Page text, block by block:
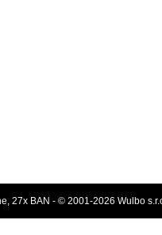
27x BAN - © 2001-2026 Wulbo